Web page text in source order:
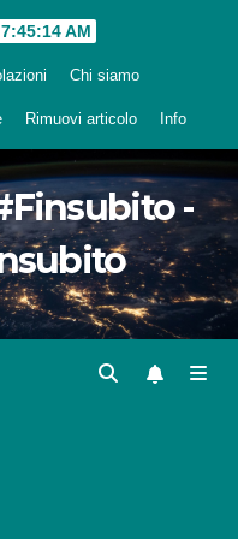
7:45:15 AM
Chi siamo
Rimuovi articolo Info
-